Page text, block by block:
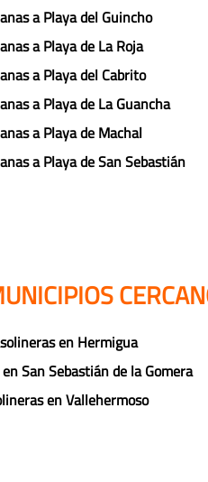
a Playa del Guincho
a Playa de La Roja
a Playa del Cabrito
a Playa de La Guancha
a Playa de Machal
a Playa de San Sebastián
en Hermigua
San Sebastián de la Gomera
en Vallehermoso